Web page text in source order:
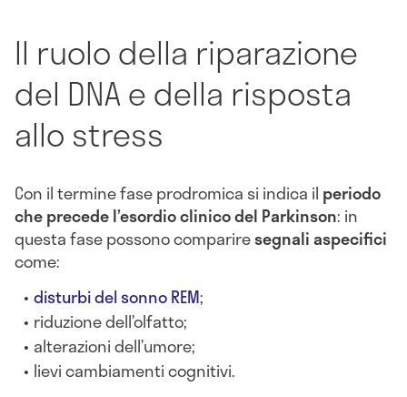
Il ruolo della riparazione
del DNA e della risposta
allo stress
Con il termine fase prodromica si indica il periodo
che precede l’esordio clinico del Parkinson: in
questa fase possono compariresegnali aspecifici
come:
disturbi del sonno REM;
riduzione dell’olfatto;
alterazioni dell’umore;
lievi cambiamenti cognitivi.